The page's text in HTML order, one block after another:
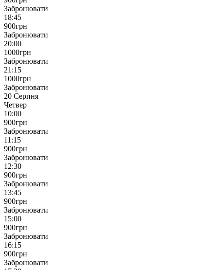
Забронювати
18:45
900грн
Забронювати
20:00
1000грн
Забронювати
21:15
1000грн
Забронювати
20 Серпня
Четвер
10:00
900грн
Забронювати
11:15
900грн
Забронювати
12:30
900грн
Забронювати
13:45
900грн
Забронювати
15:00
900грн
Забронювати
16:15
900грн
Забронювати